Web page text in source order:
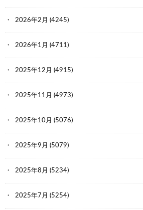
2026年2月 (4245)
2026年1月 (4711)
2025年12月 (4915)
2025年11月 (4973)
2025年10月 (5076)
2025年9月 (5079)
2025年8月 (5234)
2025年7月 (5254)